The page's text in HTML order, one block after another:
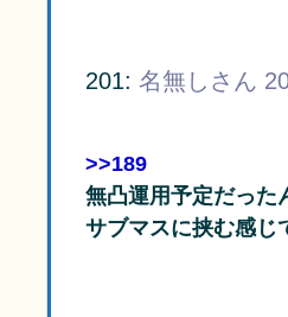
201: 名無しさん
>>189
無凸運用予定だった
サブマスに挟む感じ